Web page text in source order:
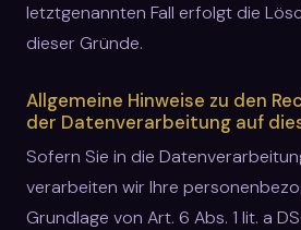
letztgenannten Fall erfolgt die
dieser Gründe.
Allgemeine Hinweise zu den
der Datenverarbeitung auf
Sofern Sie in die
verarbeiten wir Ihre
Grundlage von Art. 6 Abs. 1 lit. a